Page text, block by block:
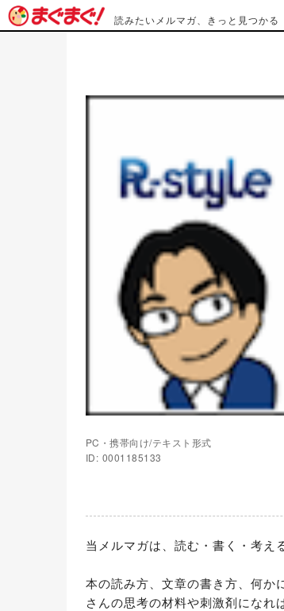
読みたいメルマガ、きっと見つかる
PC・携帯向け/テキスト形式
ID: 0001185133
当メルマガは、読む・書く・考え
本の読み方、文章の書き方、何か
さんの思考の材料や刺激剤になれ